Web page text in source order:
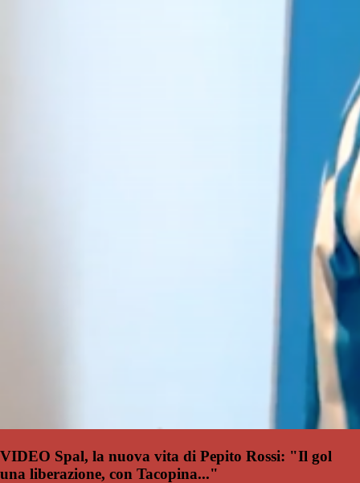
VIDEO Spal, la nuova vita di Pepito Rossi: "Il gol
una liberazione, con Tacopina..."